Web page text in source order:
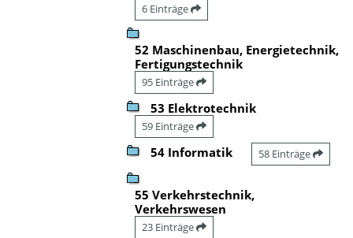
6 Einträge
52 Maschinenbau, Energietechnik,
Fertigungstechnik
95 Einträge
53 Elektrotechnik
59 Einträge
54 Informatik 58 Einträge
55 Verkehrstechnik,
Verkehrswesen
23 Einträge